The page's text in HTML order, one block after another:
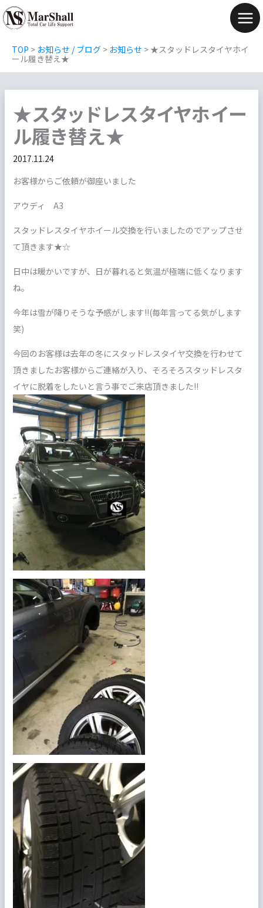
内
容
キ
ッ
TOP > お知らせ / ブログ > お知らせ > ★スタッドレスタイヤホイ
ール履き替え★
★スタッドレスタイヤホイー
ル履き替え★
2017.11.24
お客様からご依頼が御座いました
アウディ A3
スタッドレスタイヤホイール交換を行いましたのでアップさせ
て頂きます★☆
日中は暖かいですが、日が暮れると気温が極端に低くなります
ね。
今年は雪が降りそうな予感がします!!(毎年言ってる気がします
笑)
今回のお客様は去年の冬にスタッドレスタイヤ交換を行わせて
頂きましたお客様からご連絡が入り、そろそろスタッドレスタ
イヤに脱着をしたいと言う事でご来店頂きました!!